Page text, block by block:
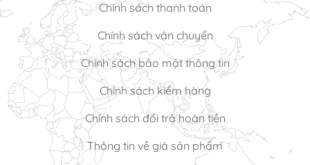
Chính sách thanh toán
Chính sách vận chuyển
Chính sách bảo mật thông tin
Chính sách kiểm hàng
Chính sách đổi trả hoàn tiền
Thông tin về giá sản phẩm